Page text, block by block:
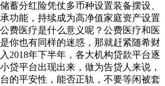
蓄分红险凭仗多币种设置装备摆设、
功能，持续成为高净值家庭资产设置
费医疗是什么意义呢？公费医疗和医
你也有同样的迷惑，那就赶紧随希财
2018年下半年，各大机构贷款平台逐
贷平台出现出来，做为告贷人来说，
的平安性，能否正轨，不要等闲被套